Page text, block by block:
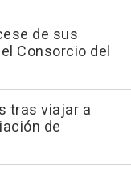
de sus
Consorcio del
tras viajar a
de